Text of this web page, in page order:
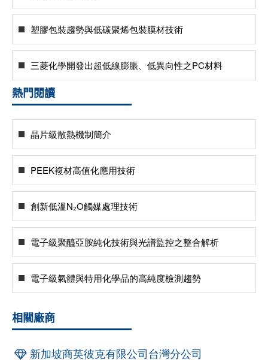
塑膠包裝趨勢與低碳聚烯包裝膜材技術
三菱化學開發出超低線膨脹、低異向性之PC材料
熱門閱讀
晶片級散熱機制簡介
PEEK複材高值化應用技術
創新低溫N₂O觸媒處理技術
電子級聚醯亞胺純化技術與光譜監控之整合解析
電子級氣體與特用化學品的高純度檢測趨勢
相關廠商
新加坡商英彼克有限公司台灣分公司